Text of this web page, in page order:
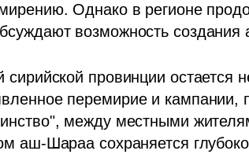
Однако в регионе
возможность
сирийской провинции остается
перемирие и кампании,
между местными
аш-Шараа сохраняется